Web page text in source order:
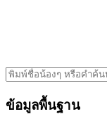
ข้อมูลพื้นฐาน